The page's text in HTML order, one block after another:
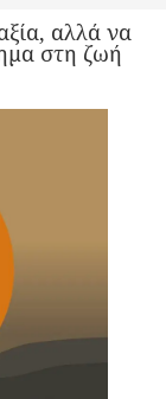
αλλά να
στη ζωή